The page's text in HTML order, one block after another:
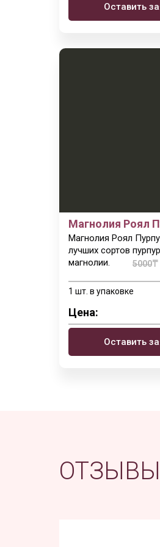
Оставить
5000₸
Магнолия Роял
Магнолия Роял
лучших сортов
магнолии.
1 шт. в упаковке
Цена:
Оставить